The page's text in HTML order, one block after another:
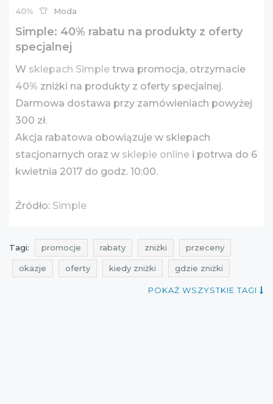
40% Moda
Simple: 40% rabatu na produkty z oferty
specjalnej
W sklepach Simple trwa promocja, otrzymacie
40% zniżki na produkty z oferty specjalnej.
Darmowa dostawa przy zamówieniach powyżej
300 zł.
Akcja rabatowa obowiązuje w sklepach
stacjonarnych oraz w sklepie online i potrwa do 6
kwietnia 2017 do godz. 10:00.
Źródło: Simple
Tagi: promocje rabaty zniżki przeceny
okazje oferty kiedy zniżki gdzie zniżki
rabaty na odzież
POKAŻ WSZYSTKIE TAGI